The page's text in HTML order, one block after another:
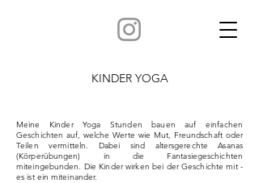
KINDER YOGA
Meine Kinder Yoga Stunden bauen auf einfachen
Geschichten auf, welche Werte wie Mut, Freundschaft oder
Teilen vermitteln. Dabei sind altersgerechte Asanas
(Körperübungen) in die Fantasiegeschichten
miteingebunden. Die Kinder wirken bei der Geschichte mit -
es ist ein miteinander.